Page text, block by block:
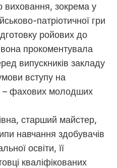
виховання, зокрема у
патріотичної гри
ройових до
прокоментувала
випускників закладу
вступу на
– фахових молодших
старший майстер,
навчання здобувачів
освіти, її
кваліфікованих